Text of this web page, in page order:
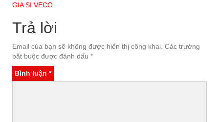
GIA SI VECO
Trả lời
Email của bạn sẽ không được hiển thị công khai. Các trường
bắt buộc được đánh dấu *
Bình luận *